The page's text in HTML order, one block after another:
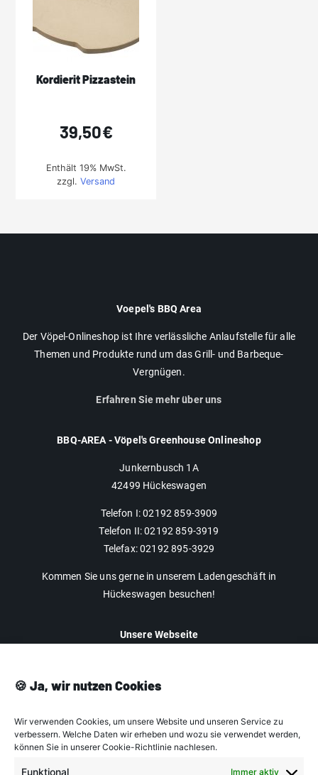
🍪 Ja, wir nutzen Cookies
Wir verwenden Cookies, um unsere Website und unseren Service zu
verbessern. Welche Daten wir erheben und wozu sie verwendet werden,
können Sie in unserer Cookie-Richtlinie nachlesen.
Funktional Immer aktiv
Kordierit Pizzastein
39,50€
Enthält 19% MwSt.
zzgl.Versand
Voepel's BBQ Area
Der Vöpel-Onlineshop ist Ihre verlässliche Anlaufstelle für alle
Themen und Produkte rund um das Grill- und Barbeque-
Vergnügen.
Erfahren Sie mehr über uns
BBQ-AREA - Vöpel's Greenhouse Onlineshop
Junkernbusch 1A
42499 Hückeswagen
Telefon I: 02192 859-3909
Telefon II: 02192 859-3919
Telefax: 02192 895-3929
Kommen Sie uns gerne in unserem Ladengeschäft in
Hückeswagen besuchen!
Unsere Webseite
Datenschutz
Cookie-Richtlinien